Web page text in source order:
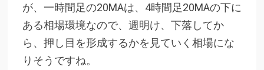
が、一時間足の20MAは、4時間足20MAの下に
ある相場環境なので、週明け、下落してか
ら、押し目を形成するかを見ていく相場にな
りそうですね。